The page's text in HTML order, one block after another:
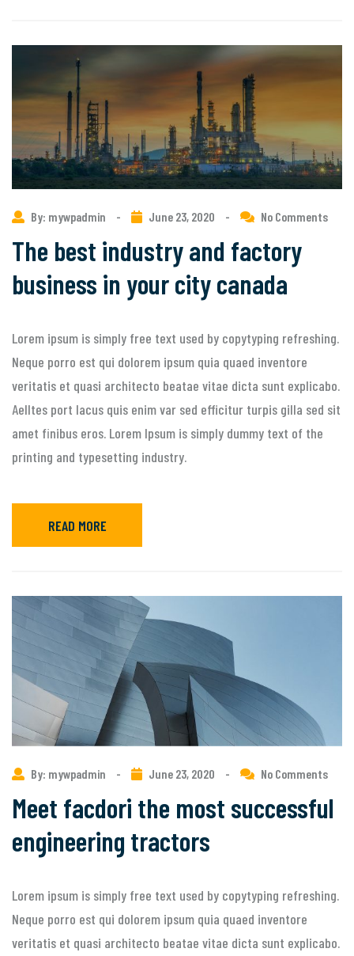
By: mywpadmin - June 23, 2020 - No Comments
The best industry and factory
business in your city canada
Lorem ipsum is simply free text used by copytyping refreshing.
Neque porro est qui dolorem ipsum quia quaed inventore
veritatis et quasi architecto beatae vitae dicta sunt explicabo.
Aelltes port lacus quis enim var sed efficitur turpis gilla sed sit
amet finibus eros. Lorem Ipsum is simply dummy text of the
printing and typesetting industry.
READ MORE
By: mywpadmin - June 23, 2020 - No Comments
Meet facdori the most successful
engineering tractors
Lorem ipsum is simply free text used by copytyping refreshing.
Neque porro est qui dolorem ipsum quia quaed inventore
veritatis et quasi architecto beatae vitae dicta sunt explicabo.